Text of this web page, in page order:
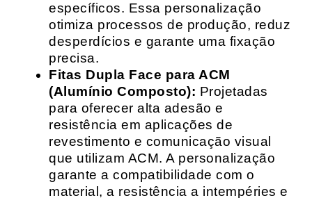
específicos. Essa personalização
otimiza processos de produção, reduz
desperdícios e garante uma fixação
precisa.
Fitas Dupla Face para ACM
(Alumínio Composto): Projetadas
para oferecer alta adesão e
resistência em aplicações de
revestimento e comunicação visual
que utilizam ACM. A personalização
garante a compatibilidade com o
material, a resistência a intempéries e